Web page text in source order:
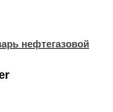
нефтегазовой